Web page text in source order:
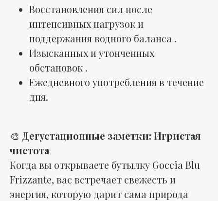
Восстановления сил после
интенсивных нагрузок и
поддержания водного баланса .
Изысканных и утонченных
обстановок .
Ежедневного употребления в течение
дня.
🎨 Дегустационные заметки: Игристая
чистота
Когда вы открываете бутылку Goccia Blu
Frizzante, вас встречает свежесть и
энергия, которую дарит сама природа